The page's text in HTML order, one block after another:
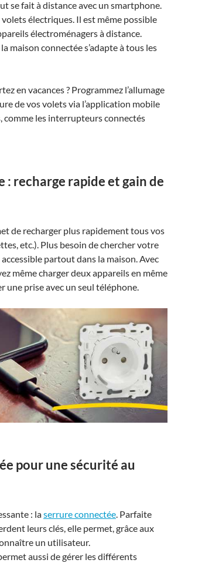
se fait à distance avec un smartphone.
électriques. Il est même possible
électroménagers à distance.
maison connectée s’adapte à tous les
en vacances ? Programmez l’allumage
de vos volets via l’application mobile
comme les interrupteurs connectés
: recharge rapide et gain de
de recharger plus rapidement tous vos
etc.). Plus besoin de chercher votre
partout dans la maison. Avec
même charger deux appareils en même
une prise avec un seul téléphone.
pour une sécurité au
: laserrure connectée. Parfaite
leurs clés, elle permet, grâce aux
un utilisateur.
aussi de gérer les différents